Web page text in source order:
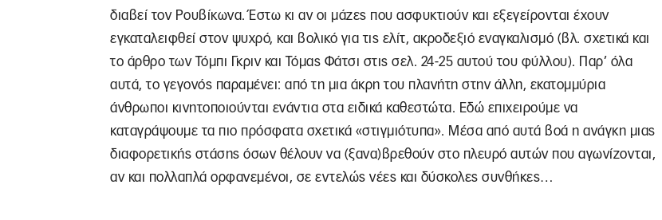
διαβεί τον Ρουβίκωνα. Έστω κι αν οι μάζες που ασφυκτιούν και εξεγείρονται έχουν
εγκαταλειφθεί στον ψυχρό, και βολικό για τις ελίτ, ακροδεξιό εναγκαλισμό (βλ. σχετικά και
το άρθρο των Τόμπι Γκριν και Τόμας Φάτσι στις σελ. 24-25 αυτού του φύλλου). Παρ’ όλα
αυτά, το γεγονός παραμένει: από τη μια άκρη του πλανήτη στην άλλη, εκατομμύρια
άνθρωποι κινητοποιούνται ενάντια στα ειδικά καθεστώτα. Εδώ επιχειρούμε να
καταγράψουμε τα πιο πρόσφατα σχετικά «στιγμιότυπα». Μέσα από αυτά βοά η ανάγκη μιας
διαφορετικής στάσης όσων θέλουν να (ξανα)βρεθούν στο πλευρό αυτών που αγωνίζονται,
αν και πολλαπλά ορφανεμένοι, σε εντελώς νέες και δύσκολες συνθήκες…